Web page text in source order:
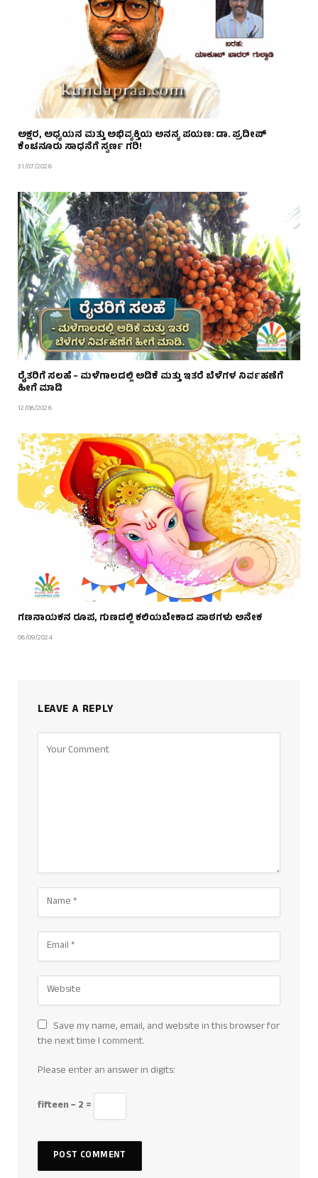
ಅಕ್ಷರ, ಅಧ್ಯಯನ ಮತ್ತು ಅಭಿವ್ಯಕ್ತಿಯ ಅನನ್ಯ ಪಯಣ: ಡಾ. ಪ್ರದೀಪ್
ಕೆಂಚನೂರು ಸಾಧನೆಗೆ ಸ್ವರ್ಣ ಗರಿ!
31/07/2026
ರೈತರಿಗೆ ಸಲಹೆ – ಮಳೆಗಾಲದಲ್ಲಿ ಅಡಿಕೆ ಮತ್ತು ಇತರೆ ಬೆಳೆಗಳ ನಿರ್ವಹಣೆಗೆ
ಹೀಗೆ ಮಾಡಿ
12/06/2026
ಗಣನಾಯಕನ ರೂಪ, ಗುಣದಲ್ಲಿ ಕಲಿಯಬೇಕಾದ ಪಾಠಗಳು ಅನೇಕ
06/09/2024
LEAVE A REPLY
Save my name, email, and website in this browser for
the next time I comment.
Please enter an answer in digits:
fifteen − 2 =